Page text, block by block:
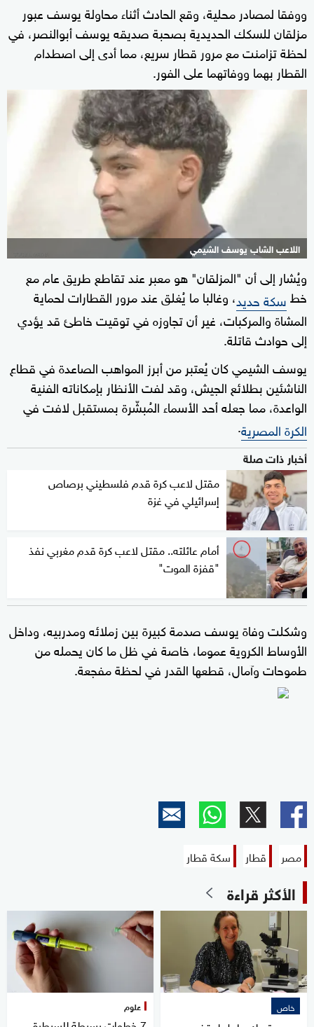
ووفقا لمصادر محلية، وقع الحادث أثناء محاولة يوسف عبور
مزلقان للسكك الحديدية بصحبة صديقه يوسف أبوالنصر، في
لحظة تزامنت مع مرور قطار سريع، مما أدى إلى اصطدام
القطار بهما ووفاتهما على الفور.
اللاعب الشاب يوسف الشيمي
ويُشار إلى أن "المزلقان" هو معبر عند تقاطع طريق عام مع
خطسكة حديد، وغالبا ما يُغلق عند مرور القطارات لحماية
المشاة والمركبات، غير أن تجاوزه في توقيت خاطئ قد يؤدي
إلى حوادث قاتلة.
يوسف الشيمي كان يُعتبر من أبرز المواهب الصاعدة في قطاع
الناشئين بطلائع الجيش، وقد لفت الأنظار بإمكاناته الفنية
الواعدة، مما جعله أحد الأسماء المُبشّرة بمستقبل لافت في
الكرة المصرية.
أخبار ذات صلة
مقتل لاعب كرة قدم فلسطيني برصاص
إسرائيلي في غزة
أمام عائلته.. مقتل لاعب كرة قدم مغربي نفذ
"قفزة الموت"
وشكلت وفاة يوسف صدمة كبيرة بين زملائه ومدربيه، وداخل
الأوساط الكروية عموما، خاصة في ظل ما كان يحمله من
طموحات وآمال، قطعها القدر في لحظة مفجعة.
مصر قطار سكة قطار
الأكثر قراءة
خاص علوم